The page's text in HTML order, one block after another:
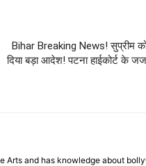
Bihar Breaking News! सुप्रीम
दिया बड़ा आदेश! पटना हाईकोर्ट के
Arts and has knowledge about